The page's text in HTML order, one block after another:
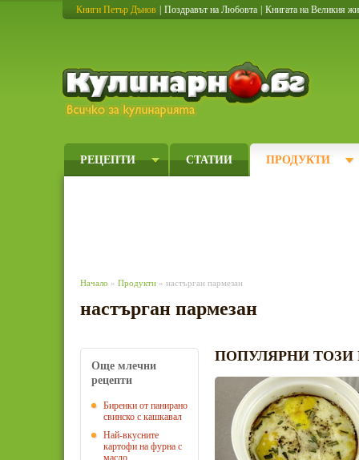
Книги Петър Дънов Поздравът на Любовта Книгата на Великия
РЕЦЕПТИ СТАТИИ ПРОДУКТИ
Начало » Продукти » настърган пармезан
настърган пармезан
Още млечни
рецепти
Биренки от панирано
свинско с кашкавал
Най-вкусните
картофи на фурна с
масло
ПОПУЛЯРНИ ТОЗИ